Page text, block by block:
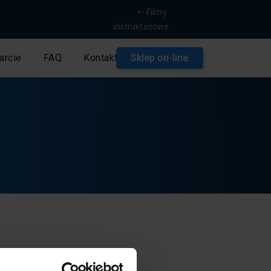
<- Filmy
instruktażowe
FAQ Kontakt Sklep on-line